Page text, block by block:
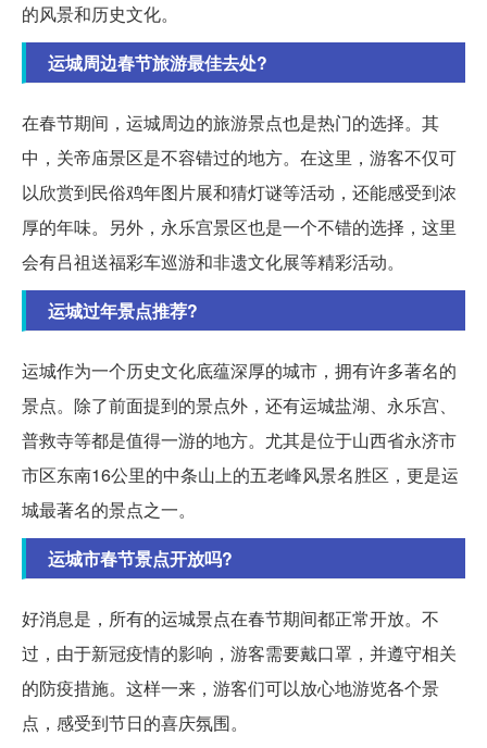
的风景和历史文化。
运城周边春节旅游最佳去处?
在春节期间，运城周边的旅游景点也是热门的选择。其
中，关帝庙景区是不容错过的地方。在这里，游客不仅可
以欣赏到民俗鸡年图片展和猜灯谜等活动，还能感受到浓
厚的年味。另外，永乐宫景区也是一个不错的选择，这里
会有吕祖送福彩车巡游和非遗文化展等精彩活动。
运城过年景点推荐?
运城作为一个历史文化底蕴深厚的城市，拥有许多著名的
景点。除了前面提到的景点外，还有运城盐湖、永乐宫、
普救寺等都是值得一游的地方。尤其是位于山西省永济市
市区东南16公里的中条山上的五老峰风景名胜区，更是运
城最著名的景点之一。
运城市春节景点开放吗?
好消息是，所有的运城景点在春节期间都正常开放。不
过，由于新冠疫情的影响，游客需要戴口罩，并遵守相关
的防疫措施。这样一来，游客们可以放心地游览各个景
点，感受到节日的喜庆氛围。